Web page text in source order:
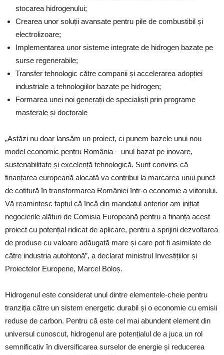
stocarea hidrogenului;
Crearea unor soluții avansate pentru pile de combustibil și
electrolizoare;
Implementarea unor sisteme integrate de hidrogen bazate pe
surse regenerabile;
Transfer tehnologic către companii și accelerarea adopției
industriale a tehnologiilor bazate pe hidrogen;
Formarea unei noi generații de specialiști prin programe
masterale și doctorale
„Astăzi nu doar lansăm un proiect, ci punem bazele unui nou
model economic pentru România – unul bazat pe inovare,
sustenabilitate și excelență tehnologică. Sunt convins că
finanțarea europeană alocată va contribui la marcarea unui punct
de cotitură în transformarea României într-o economie a viitorului.
Vă reamintesc faptul că încă din mandatul anterior am inițiat
negocierile alături de Comisia Europeană pentru a finanța acest
proiect cu potențial ridicat de aplicare, pentru a sprijini dezvoltarea
de produse cu valoare adăugată mare și care pot fi asimilate de
către industria autohtonă”, a declarat ministrul Investițiilor și
Proiectelor Europene, Marcel Boloș.
Hidrogenul este considerat unul dintre elementele-cheie pentru
tranziția către un sistem energetic durabil și o economie cu emisii
reduse de carbon. Pentru că este cel mai abundent element din
universul cunoscut, hidrogenul are potențialul de a juca un rol
semnificativ în diversificarea surselor de energie și reducerea